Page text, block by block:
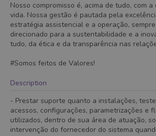
Nosso compromisso é, acima de tudo, com
vida. Nossa gestão é pautada pela
estratégia assistencial e a operação,
direcionado para a sustentabilidade e a
tudo, da ética e da transparência nas
#Somos feitos de Valores!
Description
- Prestar suporte quanto a instalações,
acessos, configurações, parametrizações e
utilizados, dentro de sua área de atuação,
intervenção do fornecedor do sistema